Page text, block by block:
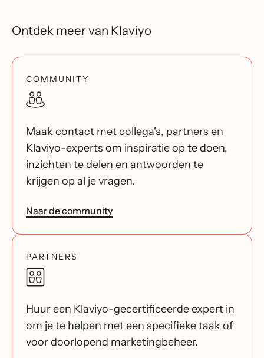
Ontdek meer van Klaviyo
COMMUNITY
Maak contact met collega's, partners en
Klaviyo-experts om inspiratie op te doen,
inzichten te delen en antwoorden te
krijgen op al je vragen.
Naar de community
PARTNERS
Huur een Klaviyo-gecertificeerde expert in
om je te helpen met een specifieke taak of
voor doorlopend marketingbeheer.